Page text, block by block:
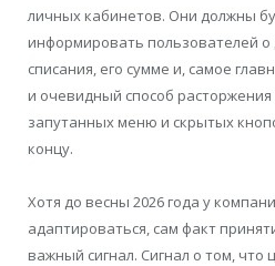
личных кабинетов. Они должны
информировать пользователей
списания, его сумме и, самое
и очевидный способ
запутанных меню и скрытых
концу.
Хотя до весны 2026 года у
адаптироваться, сам факт
важный сигнал. Сигнал о том,